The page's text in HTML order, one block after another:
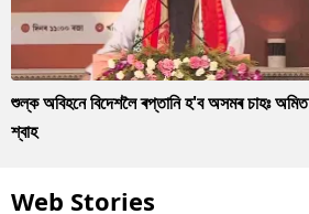
শুল্ক অবিহনে বিদেশলৈ ৰপ্তানি হ'ব অসমৰ চাহঃ অমিত
শ্বাহ
Web Stories